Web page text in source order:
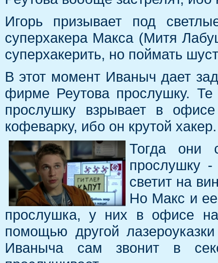
Игорь призывает под
суперхакера Макса (Митя
суперхакерить, но поймать
В этот момент Иваныч дает
фирме Реутова прослушку. Те
прослушку взрывает в
кофеварку, ибо он крутой хакер.
Тогда они
прослушку -
светит на
Но Макс и ее
прослушка, у них в офисе
помощью другой
Иваныча сам звонит в